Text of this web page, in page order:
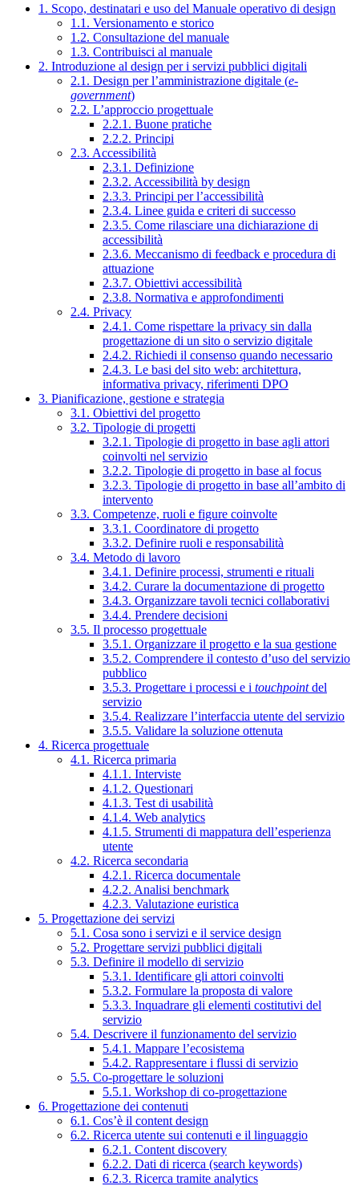
1. Scopo, destinatari e uso del Manuale operativo di design
1.1. Versionamento e storico
1.2. Consultazione del manuale
1.3. Contribuisci al manuale
2. Introduzione al design per i servizi pubblici digitali
2.1. Design per l’amministrazione digitale (e-
government)
2.2. L’approccio progettuale
2.2.1. Buone pratiche
2.2.2. Principi
2.3. Accessibilità
2.3.1. Definizione
2.3.2. Accessibilità by design
2.3.3. Principi per l’accessibilità
2.3.4. Linee guida e criteri di successo
2.3.5. Come rilasciare una dichiarazione di
accessibilità
2.3.6. Meccanismo di feedback e procedura di
attuazione
2.3.7. Obiettivi accessibilità
2.3.8. Normativa e approfondimenti
2.4. Privacy
2.4.1. Come rispettare la privacy sin dalla
progettazione di un sito o servizio digitale
2.4.2. Richiedi il consenso quando necessario
2.4.3. Le basi del sito web: architettura,
informativa privacy, riferimenti DPO
3. Pianificazione, gestione e strategia
3.1. Obiettivi del progetto
3.2. Tipologie di progetti
3.2.1. Tipologie di progetto in base agli attori
coinvolti nel servizio
3.2.2. Tipologie di progetto in base al focus
3.2.3. Tipologie di progetto in base all’ambito di
intervento
3.3. Competenze, ruoli e figure coinvolte
3.3.1. Coordinatore di progetto
3.3.2. Definire ruoli e responsabilità
3.4. Metodo di lavoro
3.4.1. Definire processi, strumenti e rituali
3.4.2. Curare la documentazione di progetto
3.4.3. Organizzare tavoli tecnici collaborativi
3.4.4. Prendere decisioni
3.5. Il processo progettuale
3.5.1. Organizzare il progetto e la sua gestione
3.5.2. Comprendere il contesto d’uso del servizio
pubblico
3.5.3. Progettare i processi e i touchpointdel
servizio
3.5.4. Realizzare l’interfaccia utente del servizio
3.5.5. Validare la soluzione ottenuta
4. Ricerca progettuale
4.1. Ricerca primaria
4.1.1. Interviste
4.1.2. Questionari
4.1.3. Test di usabilità
4.1.4. Web analytics
4.1.5. Strumenti di mappatura dell’esperienza
utente
4.2. Ricerca secondaria
4.2.1. Ricerca documentale
4.2.2. Analisi benchmark
4.2.3. Valutazione euristica
5. Progettazione dei servizi
5.1. Cosa sono i servizi e il service design
5.2. Progettare servizi pubblici digitali
5.3. Definire il modello di servizio
5.3.1. Identificare gli attori coinvolti
5.3.2. Formulare la proposta di valore
5.3.3. Inquadrare gli elementi costitutivi del
servizio
5.4. Descrivere il funzionamento del servizio
5.4.1. Mappare l’ecosistema
5.4.2. Rappresentare i flussi di servizio
5.5. Co-progettare le soluzioni
5.5.1. Workshop di co-progettazione
6. Progettazione dei contenuti
6.1. Cos’è il content design
6.2. Ricerca utente sui contenuti e il linguaggio
6.2.1. Content discovery
6.2.2. Dati di ricerca (search keywords)
6.2.3. Ricerca tramite analytics